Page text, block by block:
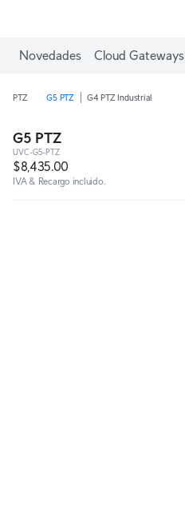
Novedades Cloud Gateways
PTZ G5 PTZ G4 PTZ Industrial
G5 PTZ
UVC-G5-PTZ
$8,435.00
IVA & Recargo incluido.